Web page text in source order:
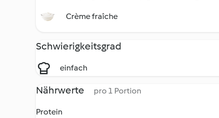
Crème fraîche
Schwierigkeitsgrad
einfach
Nährwerte pro 1 Portion
Protein